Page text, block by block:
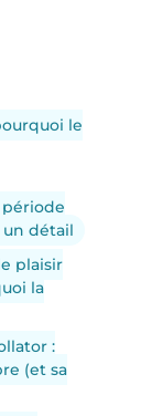
le
un détail
plaisir
la
:
(et sa